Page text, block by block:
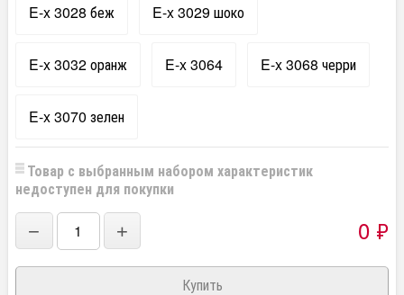
E-x 3028 беж E-x 3029 шоко
E-x 3032 оранж E-x 3064 E-x 3068 черри
E-x 3070 зелен
Товар с выбранным набором характеристик
недоступен для покупки
− + 0 ₽